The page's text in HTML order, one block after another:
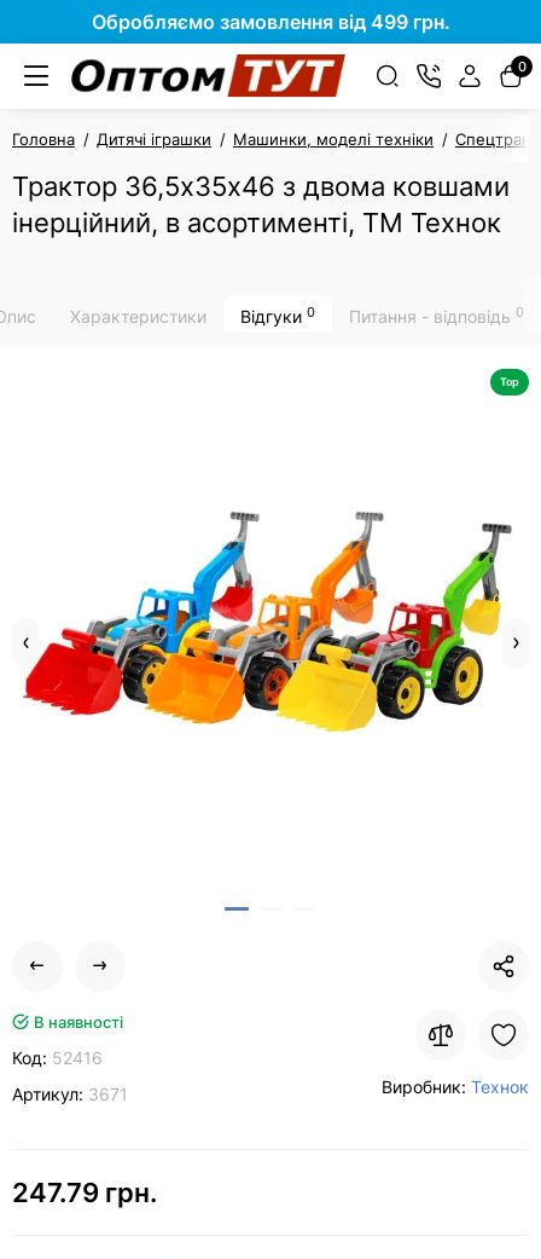
Обробляємо замовлення від 499 грн.
0
Головна Дитячі іграшки Машинки, моделі техніки
Трактор 36,5х35х46 з двома ковшами
інерційний, в асортименті, ТМ Технок
Характеристики Відгуки 0 Питання - відповідь 0
Top
В наявності
Код: 52416
Артикул: 3671 Виробник: Технок
247.79 грн.